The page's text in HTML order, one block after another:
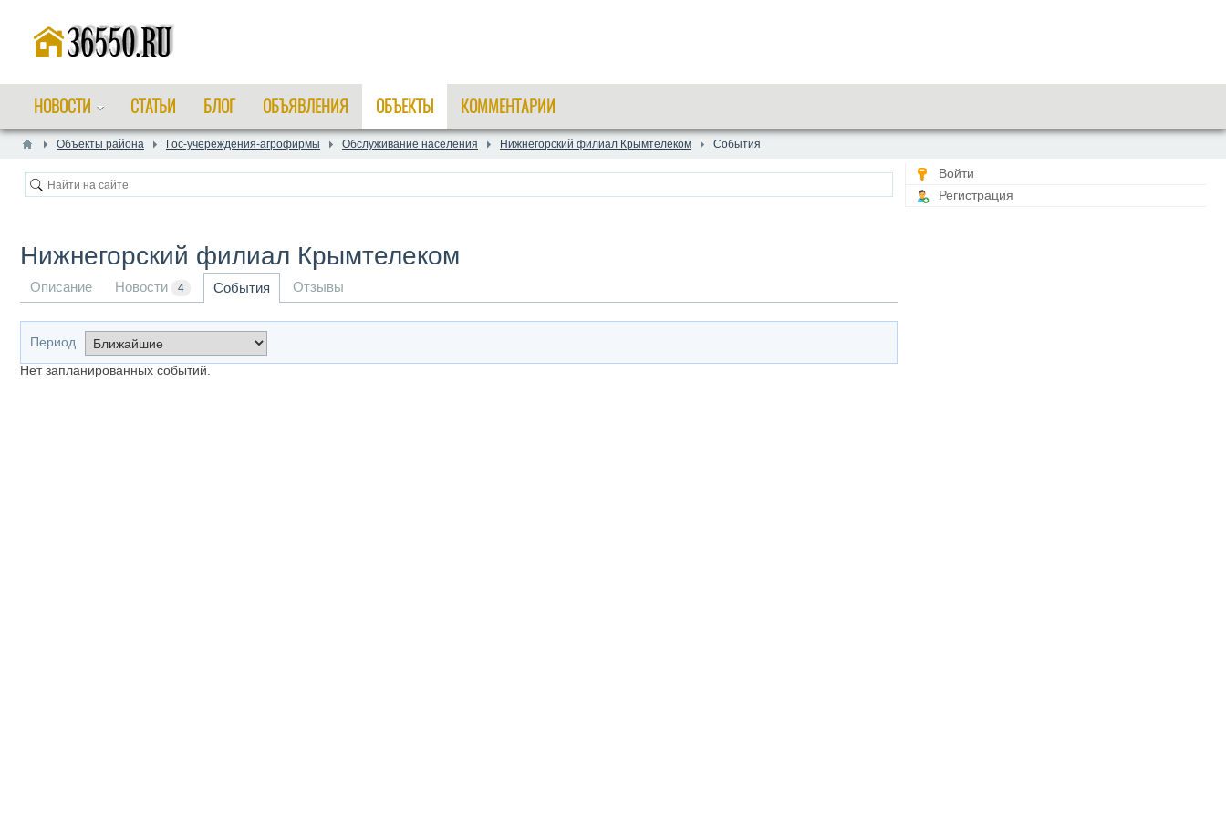
НОВОСТИ СТАТЬИ БЛОГ ОБЪЯВЛЕНИЯ ОБЪЕКТЫ КОММЕНТАРИИ
Объекты района Гос-учереждения-агрофирмы Обслуживание населения Нижнегорский филиал Крымтелеком События
Нижнегорский филиал Крымтелеком
Описание Новости 4 События Отзывы
Период
Нет запланированных событий.
Войти
Регистрация